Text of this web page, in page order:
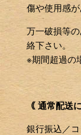
傷や使用感
万一破損等
絡下さい。
※期間超過の
｟ 通常配送
銀行振込／